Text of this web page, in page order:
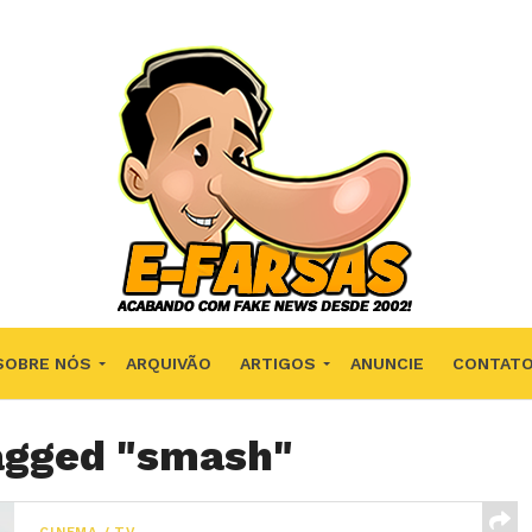
NÓS ARQUIVÃO ARTIGOS ANUNCIE CONTATO
"smash"